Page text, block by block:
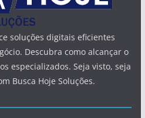
soluções digitais eficientes
Descubra como alcançar o
especializados. Seja visto, seja
Busca Hoje Soluções.